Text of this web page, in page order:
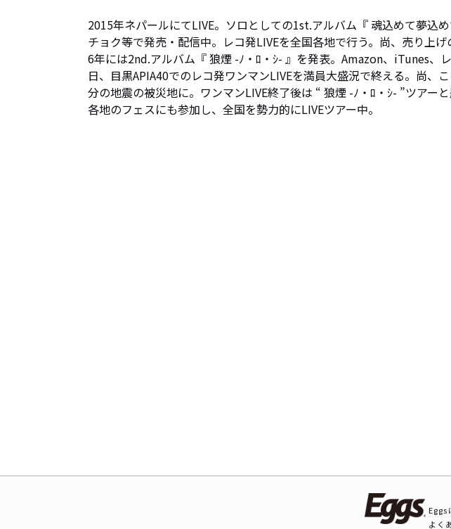
2015年ネパールにてLIVE。ソロとしての1st.アルバム『 魂込めて夢込
チョク等で発売・配信中。レコ発LIVEを全国各地で行う。尚、売り上
6年には2nd.アルバム『 狼煙 -ﾉ・ﾛ・ｼ- 』を発表。Amazon、iTunes、
日、目黒APIA40でのレコ発ワンマンLIVEを満員大盛況で終える。尚、
分の地震の被災地に。ワンマンLIVE終了後は “ 狼煙 -ﾉ・ﾛ・ｼ- ”ツアー
各地のフェスにも参加し、全国を勢力的にLIVEツアー中。
Eggs
よく